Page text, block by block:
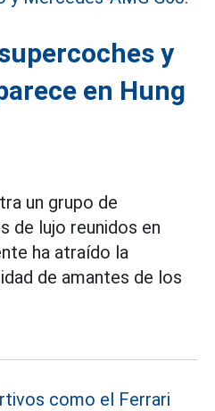
y
en Hung
un grupo de
de lujo reunidos en
ha atraído la
de amantes de los